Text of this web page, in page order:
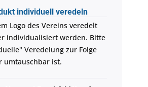
individuell veredeln
Logo des Vereins veredelt
individualisiert werden. Bitte
Veredelung zur Folge
umtauschbar ist.